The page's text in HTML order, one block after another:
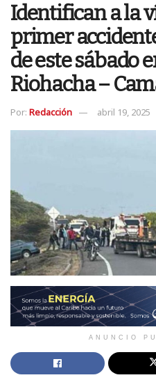
Identifican a la
primer
de este sábado
Riohacha –
Por: Redacción abril 19, 2025
ANUNCIO